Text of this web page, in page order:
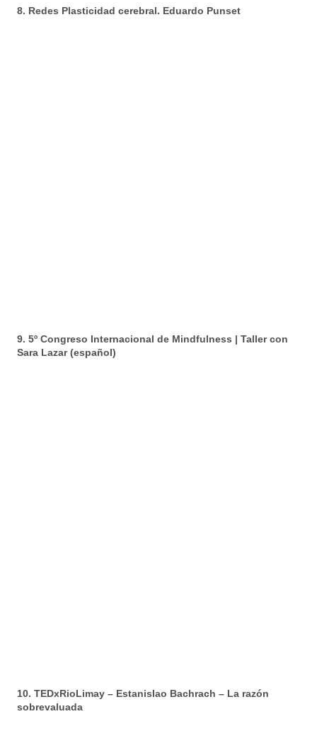
8. Redes Plasticidad cerebral. Eduardo Punset
9. 5º Congreso Internacional de Mindfulness | Taller con
Sara Lazar (español)
10. TEDxRioLimay – Estanislao Bachrach – La razón
sobrevaluada